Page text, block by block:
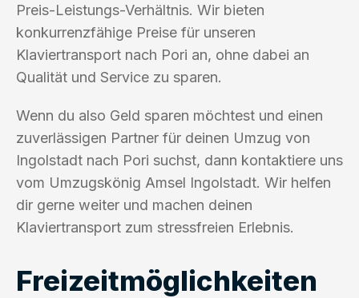
Preis-Leistungs-Verhältnis. Wir bieten
konkurrenzfähige Preise für unseren
Klaviertransport nach Pori an, ohne dabei an
Qualität und Service zu sparen.
Wenn du also Geld sparen möchtest und einen
zuverlässigen Partner für deinen Umzug von
Ingolstadt nach Pori suchst, dann kontaktiere uns
vom Umzugskönig Amsel Ingolstadt. Wir helfen
dir gerne weiter und machen deinen
Klaviertransport zum stressfreien Erlebnis.
Freizeitmöglichkeiten